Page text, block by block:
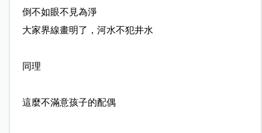
倒不如眼不見為淨
大家界線畫明了，河水不犯井水
同理
這麼不滿意孩子的配偶